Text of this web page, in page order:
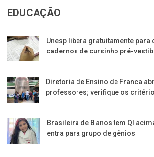
EDUCAÇÃO
Unesp libera gratuitamente para
cadernos de cursinho pré-
Diretoria de Ensino de Franca
professores; verifique os
Brasileira de 8 anos tem QI
entra para grupo de gênios